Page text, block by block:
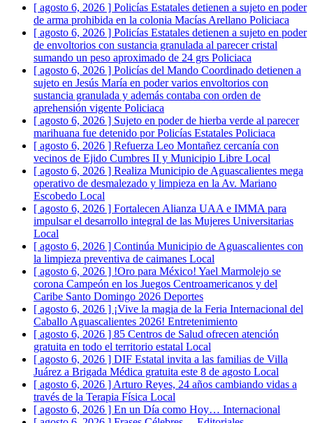
[ agosto 6, 2026 ] Policías Estatales detienen a sujeto en poder
de arma prohibida en la colonia Macías Arellano Policiaca
[ agosto 6, 2026 ] Policías Estatales detienen a sujeto en poder
de envoltorios con sustancia granulada al parecer cristal
sumando un peso aproximado de 24 grs Policiaca
[ agosto 6, 2026 ] Policías del Mando Coordinado detienen a
sujeto en Jesús María en poder varios envoltorios con
sustancia granulada y además contaba con orden de
aprehensión vigente Policiaca
[ agosto 6, 2026 ] Sujeto en poder de hierba verde al parecer
marihuana fue detenido por Policías Estatales Policiaca
[ agosto 6, 2026 ] Refuerza Leo Montañez cercanía con
vecinos de Ejido Cumbres II y Municipio Libre Local
[ agosto 6, 2026 ] Realiza Municipio de Aguascalientes mega
operativo de desmalezado y limpieza en la Av. Mariano
Escobedo Local
[ agosto 6, 2026 ] Fortalecen Alianza UAA e IMMA para
impulsar el desarrollo integral de las Mujeres Universitarias
Local
[ agosto 6, 2026 ] Continúa Municipio de Aguascalientes con
la limpieza preventiva de caimanes Local
[ agosto 6, 2026 ] !Oro para México! Yael Marmolejo se
corona Campeón en los Juegos Centroamericanos y del
Caribe Santo Domingo 2026 Deportes
[ agosto 6, 2026 ] ¡Vive la magia de la Feria Internacional del
Caballo Aguascalientes 2026! Entretenimiento
[ agosto 6, 2026 ] 85 Centros de Salud ofrecen atención
gratuita en todo el territorio estatal Local
[ agosto 6, 2026 ] DIF Estatal invita a las familias de Villa
Juárez a Brigada Médica gratuita este 8 de agosto Local
[ agosto 6, 2026 ] Arturo Reyes, 24 años cambiando vidas a
través de la Terapia Física Local
[ agosto 6, 2026 ] En un Día como Hoy… Internacional